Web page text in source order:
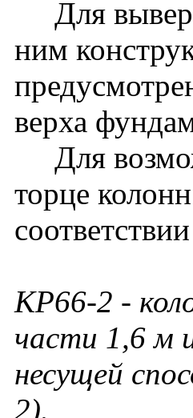
Для
ним
верха
Для
торце
КР66-2 -
части 1,6 м
несущей
2).